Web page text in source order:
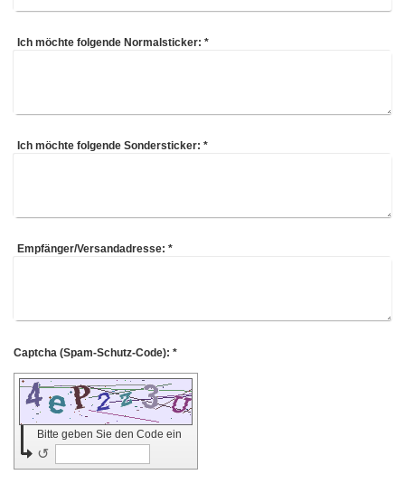
Ich möchte folgende Normalsticker: *
Ich möchte folgende Sondersticker: *
Empfänger/Versandadresse: *
Captcha (Spam-Schutz-Code): *
Bitte geben Sie den Code ein
↺